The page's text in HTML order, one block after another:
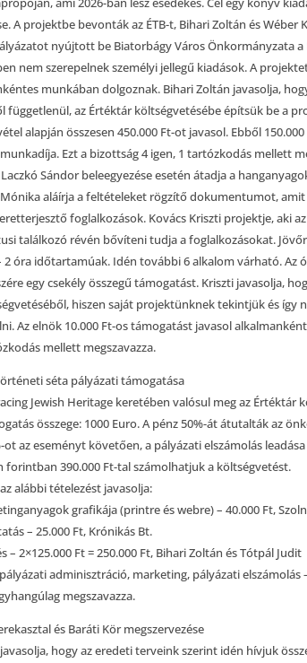
A projektbe bevonták az ÉTB-t, Bihari Zoltán és Wéber
nyújtott be Biatorbágy Város Önkormányzata a
nem szerepelnek személyi jellegű kiadások. A
munkában dolgoznak. Bihari Zoltán javasolja,
függetlenül, az Értéktár költségvetésébe építsük be a
alapján összesen 450.000 Ft-ot javasol. Ebből
Ezt a bizottság 4 igen, 1 tartózkodás mellett
Sándor beleegyezése esetén átadja a
aláírja a feltételeket rögzítő dokumentumot, amit
foglalkozások. Kovács Kriszti projektje, aki
találkozó révén bővíteni tudja a foglalkozásokat.
2 óra időtartamúak. Idén további 6 alkalom várható. Az
egy csekély összegű támogatást. Kriszti javasolja,
hiszen saját projektünknek tekintjük és így
Az elnök 10.000 Ft-os támogatást javasol
mellett megszavazza.
séta pályázati támogatása
Jewish Heritage keretében valósul meg az
összege: 1000 Euro. A pénz 50%-át átutalták az
ot az eseményt követően, a pályázati elszámolás
forintban 390.000 Ft-tal számolhatjuk a költségvetést.
alábbi tételezést javasolja:
grafikája (printre és webre) – 40.000 Ft,
– 25.000 Ft, Krónikás Bt.
– 2×125.000 Ft = 250.000 Ft, Bihari Zoltán és Tótpál Judit
adminisztráció, marketing, pályázati elszámolás
megszavazza.
és Baráti Kör megszervezése
hogy az eredeti terveink szerint idén hívjuk